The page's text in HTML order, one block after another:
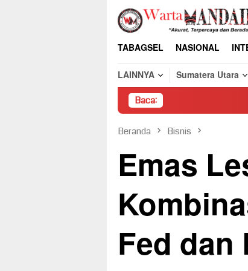
Loncat
konten
TABAGSEL NASIONAL
LAINNYA
Sumatera Utara
Baca:
Beranda Bisnis
Emas
Fed